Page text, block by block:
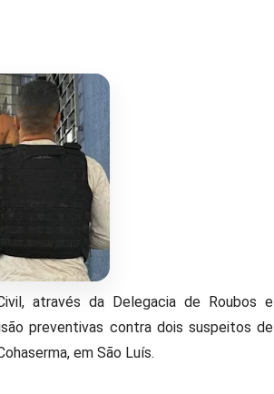
através da Delegacia de Roubos e
preventivas contra dois suspeitos de
em São Luís.